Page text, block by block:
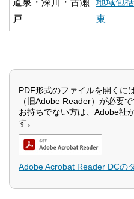
道泉・深川・古瀬
戸
地域包
東
PDF形式のファイルを開くに
（旧Adobe Reader）が必要で
お持ちでない方は、Adobe社
す。
Adobe Acrobat Reader DCの